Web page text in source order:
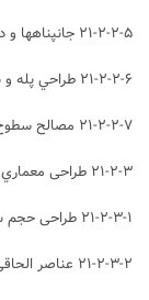
۲۱-۲-۲-۵ جان⁭پناه⁭ها و ديوارهاي محافظ
۲۱-۲-۲-۶ طراحي پله و شیبراه در محوطه
۲۱-۲-۲-۷ مصالح سطوح کف معابر
۲۱-۲-۳ طراحی معماري
۲۱-۲-۳-۱ طراحی حجم ساختمان
۲۱-۲-۳-۲ عناصر الحاقی